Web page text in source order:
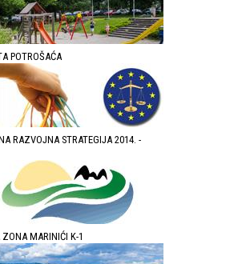
POTROŠAĆA
RAZVOJNA STRATEGIJA 2014. -
ZONA MARINIĆI K-1